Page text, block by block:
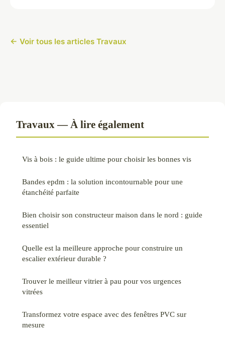
← Voir tous les articles Travaux
Travaux — À lire également
Vis à bois : le guide ultime pour choisir les bonnes vis
Bandes epdm : la solution incontournable pour une
étanchéité parfaite
Bien choisir son constructeur maison dans le nord : guide
essentiel
Quelle est la meilleure approche pour construire un
escalier extérieur durable ?
Trouver le meilleur vitrier à pau pour vos urgences
vitrées
Transformez votre espace avec des fenêtres PVC sur
mesure